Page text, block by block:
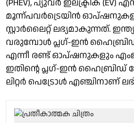
(PHEV), പ്യുവര്‍ ഇലക്ട്രിക് (EV)
മൂന്ന്പവര്‍ട്രെയിന്‍
സ്റ്റാര്‍ലൈറ്റ് ലഭ്യമാകുന്നത്.
വരുമ്പോള്‍ പ്ലഗ്-ഇന്‍
എന്നീ രണ്ട് ഓപ്ഷനുകളും
ഇതിന്റെ പ്ലഗ്-ഇന്‍ ഹൈബ്രിഡ്
ലിറ്റര്‍ പെട്രോള്‍ എഞ്ചിനാണ്